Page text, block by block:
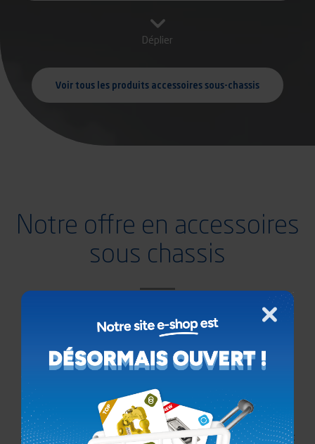
Déplier
Voir tous les produits accessoires sous-chassis
Notre offre en accessoires
sous chassis
À nos 5 univers produits conçus par nos bureaux d’études et